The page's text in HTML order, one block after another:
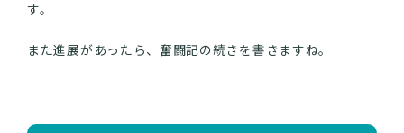
す。
また進展があったら、奮闘記の続きを書きますね。